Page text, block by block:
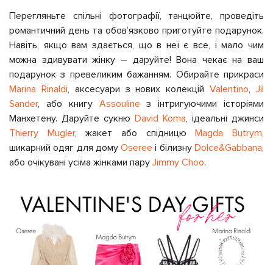
Перегляньте спільні фотографії, танцюйте, проведіть
романтичний день та обов’язково приготуйте подарунок.
Навіть, якщо вам здається, що в неї є все, і мало чим
можна здивувати жінку – даруйте! Вона чекає на ваш
подарунок з превеликим бажанням. Обирайте прикраси
Marina Rinaldi, аксесуари з нових колекційValentino,Jil
Sander, або книгу Assouline з інтригуючими історіями
Манхетену. Даруйте сукню David Koma, ідеальні джинси
Thierry Mugler, жакет або спідницюMagda Butrym,
шикарний одяг для домуOseree і білизнуDolce&Gabbana,
або очікувані усіма жінками пару Jimmy Choo.